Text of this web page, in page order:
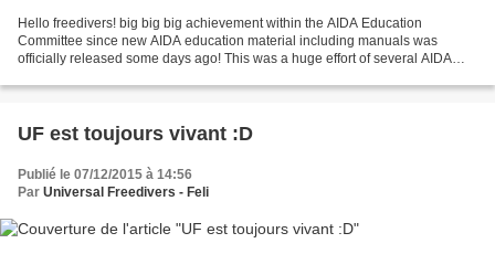
Hello freedivers! big big big achievement within the AIDA Education
Committee since new AIDA education material including manuals was
officially released some days ago! This was a huge effort of several AIDA
UF est toujours vivant :D
Publié le 07/12/2015 à 14:56
Par Universal Freedivers - Feli